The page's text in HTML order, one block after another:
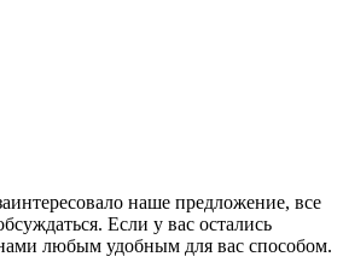
наше предложение, все
Если у вас остались
любым удобным для вас способом.